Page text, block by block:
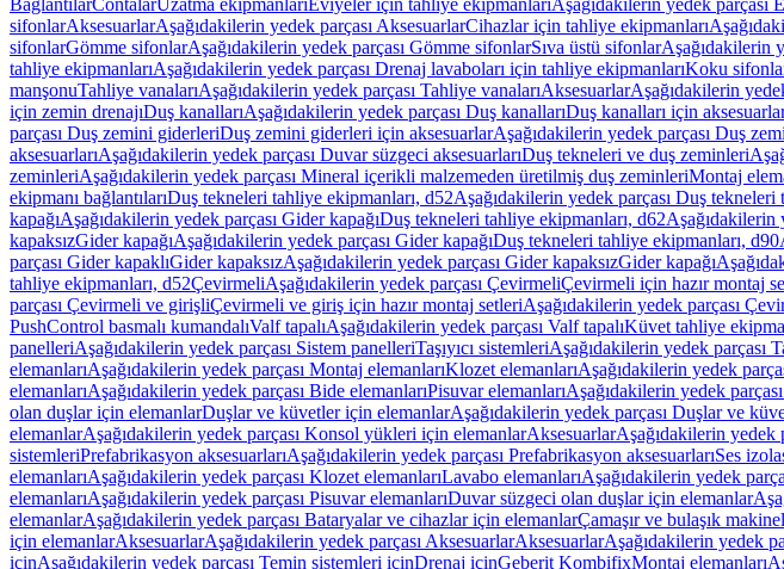
BağlantılarContalarUzatma ekipmanlarıEviyeler için tahliye ekipmanlarıAşağıdakilerin yedek parçası
sifonlarAksesuarlarAşağıdakilerin yedek parçası AksesuarlarCihazlar için tahliye ekipmanları
sifonlarGömme sifonlarAşağıdakilerin yedek parçası Gömme sifonlarSıva üstü sifonlarAşağıdakilerin
tahliye ekipmanlarıAşağıdakilerin yedek parçası Drenaj lavaboları için tahliye ekipmanlarıKoku
manşonuTahliye vanalarıAşağıdakilerin yedek parçası Tahliye vanalarıAksesuarlarAşağıdakilerin
için zemin drenajıDuş kanallarıAşağıdakilerin yedek parçası Duş kanallarıDuş kanalları için
parçası Duş zemini giderleriDuş zemini giderleri için aksesuarlarAşağıdakilerin yedek parçası Duş
aksesuarlarıAşağıdakilerin yedek parçası Duvar süzgeci aksesuarlarıDuş tekneleri ve duş zeminleri
zeminleriAşağıdakilerin yedek parçası Mineral içerikli malzemeden üretilmiş duş zeminleriMontaj
ekipmanı bağlantılarıDuş tekneleri tahliye ekipmanları, d52Aşağıdakilerin yedek parçası Duş
kapağıAşağıdakilerin yedek parçası Gider kapağıDuş tekneleri tahliye ekipmanları, d62Aşağıdakilerin
kapaksızGider kapağıAşağıdakilerin yedek parçası Gider kapağıDuş tekneleri tahliye ekipmanları, d90
parçası Gider kapaklıGider kapaksızAşağıdakilerin yedek parçası Gider kapaksızGider kapağı
tahliye ekipmanları, d52ÇevirmeliAşağıdakilerin yedek parçası ÇevirmeliÇevirmeli için hazır montaj
parçası Çevirmeli ve girişliÇevirmeli ve giriş için hazır montaj setleriAşağıdakilerin yedek parçası
PushControl basmalı kumandalıValf tapalıAşağıdakilerin yedek parçası Valf tapalıKüvet tahliye
panelleriAşağıdakilerin yedek parçası Sistem panelleriTaşıyıcı sistemleriAşağıdakilerin yedek parçası
elemanlarıAşağıdakilerin yedek parçası Montaj elemanlarıKlozet elemanlarıAşağıdakilerin yedek
elemanlarıAşağıdakilerin yedek parçası Bide elemanlarıPisuvar elemanlarıAşağıdakilerin yedek
olan duşlar için elemanlarDuşlar ve küvetler için elemanlarAşağıdakilerin yedek parçası Duşlar ve
elemanlarAşağıdakilerin yedek parçası Konsol yükleri için elemanlarAksesuarlarAşağıdakilerin yedek
sistemleriPrefabrikasyon aksesuarlarıAşağıdakilerin yedek parçası Prefabrikasyon aksesuarlarıSes
elemanlarıAşağıdakilerin yedek parçası Klozet elemanlarıLavabo elemanlarıAşağıdakilerin yedek
elemanlarıAşağıdakilerin yedek parçası Pisuvar elemanlarıDuvar süzgeci olan duşlar için elemanlar
elemanlarAşağıdakilerin yedek parçası Bataryalar ve cihazlar için elemanlarÇamaşır ve bulaşık
için elemanlarAksesuarlarAşağıdakilerin yedek parçası AksesuarlarAksesuarlarAşağıdakilerin yedek
içinAşağıdakilerin yedek parçası Temin sistemleri içinDrenaj içinGeberit KombifixMontaj elemanları